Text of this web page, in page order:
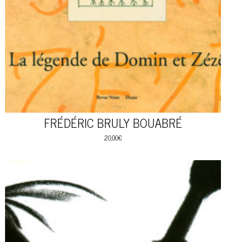
FRÉDÉRIC BRULY BOUABRÉ
20,00€